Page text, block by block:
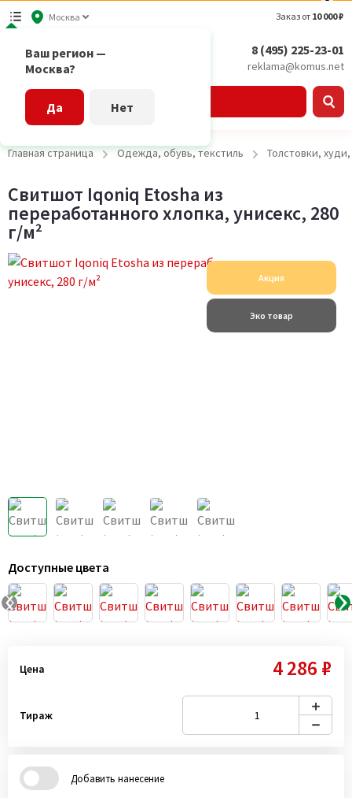
Москва
Ваш регион —
Москва?
Да Нет
Заказ от 10 000 ₽
8 (495) 225-23-01
reklama@komus.net
Главная страница Одежда, обувь, текстиль Толстовки,
Свитшот Iqoniq Etosha из
переработанного хлопка, унисекс, 280
г/м²
Акция
Эко товар
Доступные цвета
Цена 4 286 ₽
Тираж
Добавить нанесение